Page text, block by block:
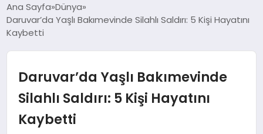
SPOR
EĞITIM
Ana Sayfa Dünya
Daruvar’da Yaşlı Bakımevinde Silahlı Saldırı: 5 Kişi Hayatını
Kaybetti
Daruvar’da Yaşlı Bakımevinde
Silahlı Saldırı: 5 Kişi Hayatını
Kaybetti